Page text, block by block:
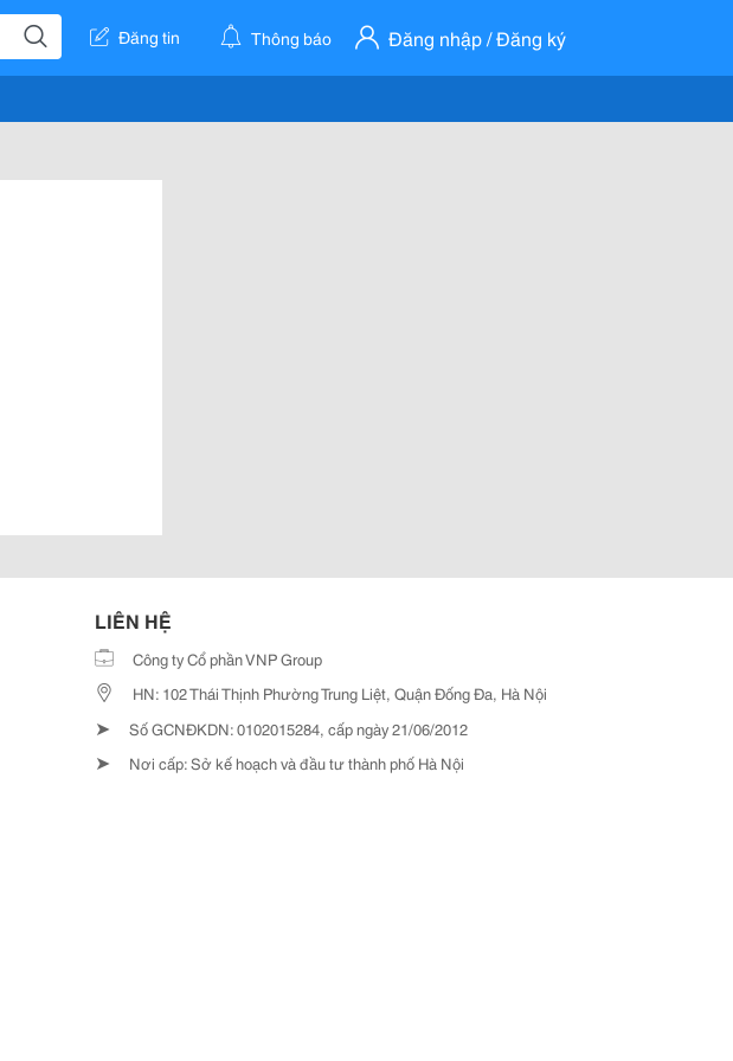
Đăng tin Thông báo Đăng nhập / Đăng ký
LIÊN HỆ
Công ty Cổ phần VNP Group
HN: 102 Thái Thịnh Phường Trung Liệt, Quận Đống Đa, Hà Nội
➤ Số GCNĐKDN: 0102015284, cấp ngày 21/06/2012
➤ Nơi cấp: Sở kế hoạch và đầu tư thành phố Hà Nội